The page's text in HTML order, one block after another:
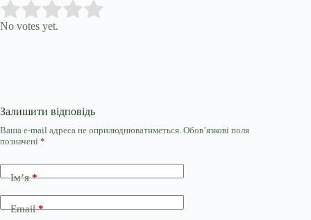
Rate this item:
No votes yet.
Залишити відповідь
Ваша e-mail адреса не оприлюднюватиметься. Обов’язкові поля
позначені *
Ім’я*
Email*